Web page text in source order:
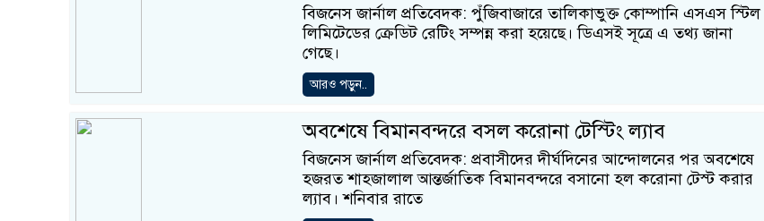
বিজনেস জার্নাল প্রতিবেদক: পুঁজিবাজারে তালিকাভুক্ত কোম্পানি এসএস স্টিল
লিমিটেডের ক্রেডিট রেটিং সম্পন্ন করা হয়েছে। ডিএসই সূত্রে এ তথ্য জানা
গেছে।
আরও পড়ুন..
অবশেষে বিমানবন্দরে বসল করোনা টেস্টিং ল্যাব
বিজনেস জার্নাল প্রতিবেদক: প্রবাসীদের দীর্ঘদিনের আন্দোলনের পর অবশেষে
হজরত শাহজালাল আন্তর্জাতিক বিমানবন্দরে বসানো হল করোনা টেস্ট করার
ল্যাব। শনিবার রাতে